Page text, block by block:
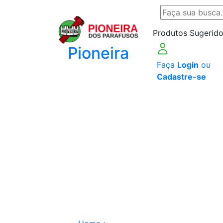
Pioneira
Produtos
Faça Login ou
Cadastre-se